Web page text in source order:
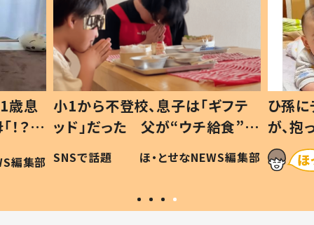
歳息
？」
編集部
小1から不登校、息子は「ギフテ
ッド」だった 父が“ウチ給食”を
作り続ける理由とは #令和の親
#令和の子
SNSで話題 ほ・とせなNEWS編集部
ひ孫
が、
「涙が
い」